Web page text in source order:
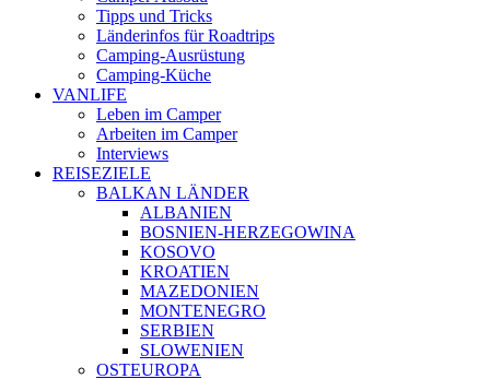
Tipps und Tricks
Länderinfos für Roadtrips
Camping-Ausrüstung
Camping-Küche
VANLIFE
Leben im Camper
Arbeiten im Camper
Interviews
REISEZIELE
BALKAN LÄNDER
ALBANIEN
BOSNIEN-HERZEGOWINA
KOSOVO
KROATIEN
MAZEDONIEN
MONTENEGRO
SERBIEN
SLOWENIEN
OSTEUROPA